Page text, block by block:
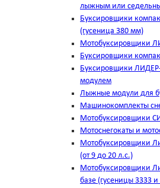
лыжным или
Буксировщики
(гусеница 380 мм)
Мотобуксировщики
Буксировщики
Буксировщики
модулем
Лыжные модули для
Машинокомплекты
Мотобуксировщики
Мотоснегокаты и
Мотобуксировщики
(от 9 до 20 л.с.)
Мотобуксировщики
базе (гусеницы 3333